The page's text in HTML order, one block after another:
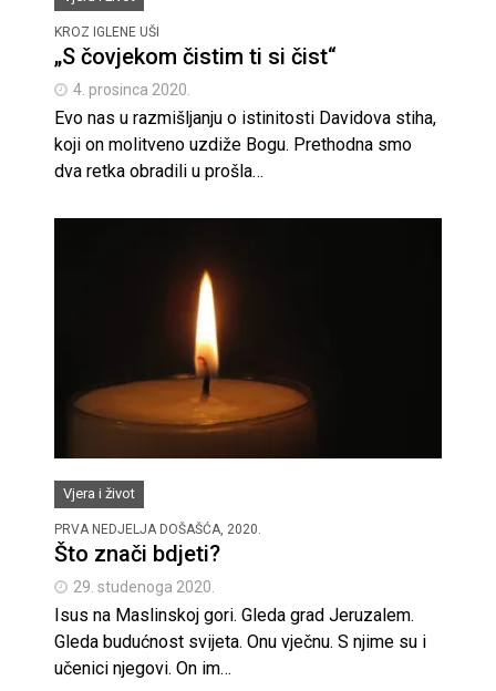
KROZ IGLENE UŠI
„S čovjekom čistim ti si čist“
4. prosinca 2020.
Evo nas u razmišljanju o istinitosti Davidova stiha,
koji on molitveno uzdiže Bogu. Prethodna smo
dva retka obradili u prošla…
Vjera i život
PRVA NEDJELJA DOŠAŠĆA, 2020.
Što znači bdjeti?
29. studenoga 2020.
Isus na Maslinskoj gori. Gleda grad Jeruzalem.
Gleda budućnost svijeta. Onu vječnu. S njime su i
učenici njegovi. On im…